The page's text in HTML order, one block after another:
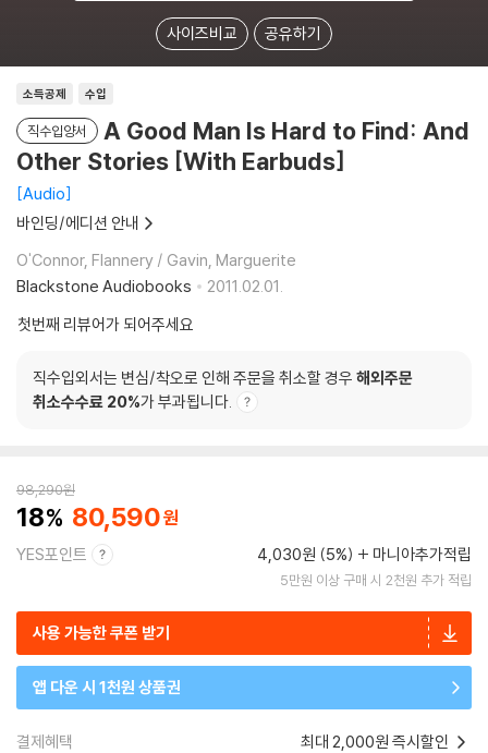
사이즈비교 공유하기
소득공제 수입
직수입양서
A Good Man Is Hard to Find: And
Other Stories [With Earbuds]
Audio
바인딩/에디션 안내
O'Connor, Flannery / Gavin, Marguerite
Blackstone Audiobooks
2011.02.01.
첫번째 리뷰어가 되어주세요
직수입외서는 변심/착오로 인해 주문을 취소할 경우 해외주문
취소수수료 20%가 부과됩니다.
98,290원
18 80,590
YES포인트 4,030원 (5%) 마니아추가적립
5만원 이상 구매 시 2천원 추가 적립
사용 가능한 쿠폰 받기
앱 다운 시 1천원 상품권
결제혜택 최대 2,000원 즉시할인